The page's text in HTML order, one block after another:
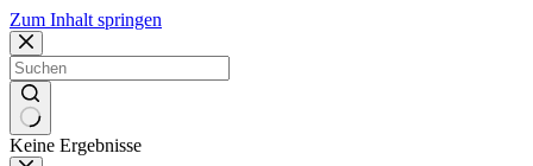
Zum Inhalt springen
Keine Ergebnisse